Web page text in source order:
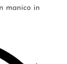
manico in